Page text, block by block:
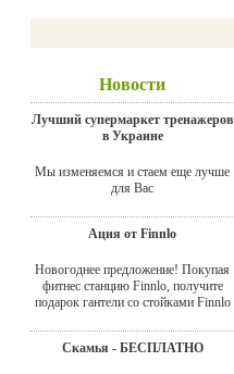
Новости
Лучший супермаркет тренажеров
в Украине
Мы изменяемся и стаем еще лучше
для Вас
Ация от Finnlo
Новогоднее предложение! Покупая
фитнес станцию Finnlo, получите
подарок гантели со стойками Finnlo
Скамья - БЕСПЛАТНО